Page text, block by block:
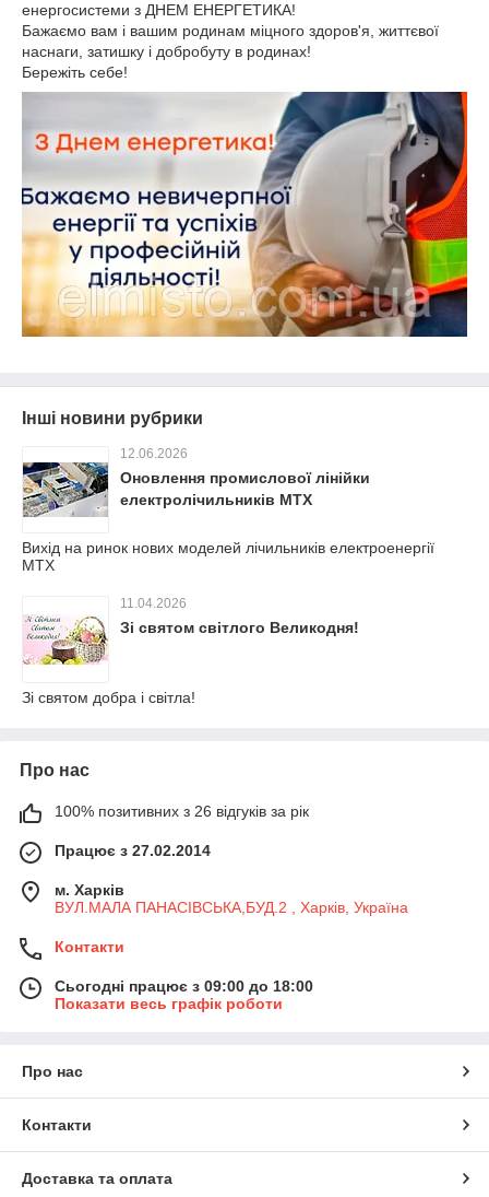
енергосистеми з ДНЕМ ЕНЕРГЕТИКА!
Бажаємо вам і вашим родинам міцного здоров'я, життєвої
наснаги, затишку і добробуту в родинах!
Бережіть себе!
Інші новини рубрики
12.06.2026
Оновлення промислової лінійки
електролічильників MTX
Вихід на ринок нових моделей лічильників електроенергії
МТХ
11.04.2026
Зі святом світлого Великодня!
Зі святом добра і світла!
Про нас
100% позитивних з 26 відгуків за рік
Працює з 27.02.2014
м. Харків
ВУЛ.МАЛА ПАНАСІВСЬКА,БУД.2 , Харків, Україна
Контакти
Сьогодні працює з 09:00 до 18:00
Показати весь графік роботи
Про нас
Контакти
Доставка та оплата